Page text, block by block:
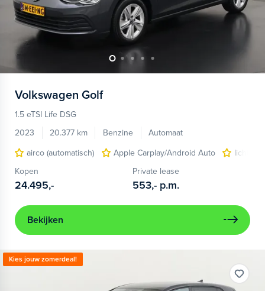
Volkswagen Golf
1.5 eTSI Life DSG
2023
20.377 km Benzine
Automaat
airco (automatisch)
Apple Carplay/Android Auto
Kopen
24.495,-
Private lease
553,- p.m.
Bekijken
Kies jouw zomerdeal!